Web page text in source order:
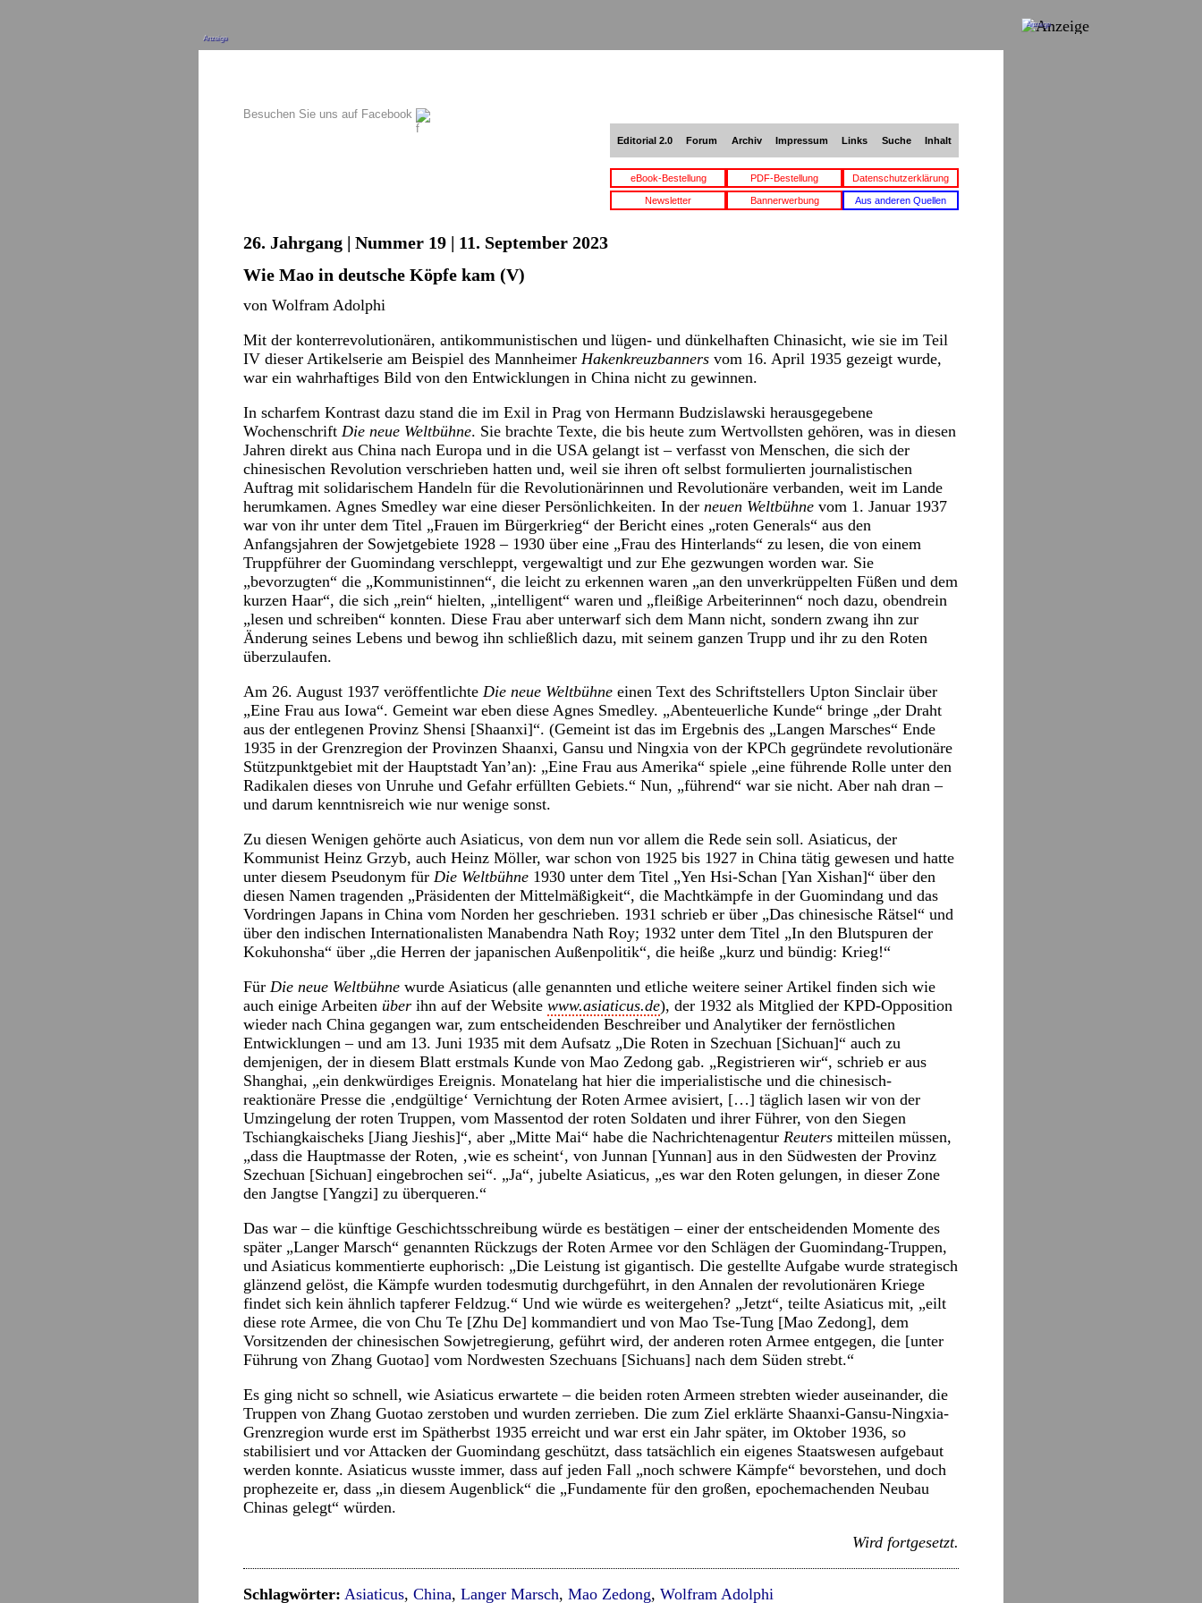
Anzeige
Besuchen Sie uns auf Facebook
Editorial 2.0 Forum Archiv Impressum Links Suche Inhalt
eBook-Bestellung PDF-Bestellung Datenschutzerklärung
Newsletter Bannerwerbung Aus anderen Quellen
26. Jahrgang | Nummer 19 | 11. September 2023
Wie Mao in deutsche Köpfe kam (V)
von Wolfram Adolphi
Mit der konterrevolutionären, antikommunistischen und lügen- und dünkelhaften Chinasicht, wie sie im Teil
IV dieser Artikelserie am Beispiel des Mannheimer Hakenkreuzbanners vom 16. April 1935 gezeigt wurde,
war ein wahrhaftiges Bild von den Entwicklungen in China nicht zu gewinnen.
In scharfem Kontrast dazu stand die im Exil in Prag von Hermann Budzislawski herausgegebene
Wochenschrift Die neue Weltbühne. Sie brachte Texte, die bis heute zum Wertvollsten gehören, was in diesen
Jahren direkt aus China nach Europa und in die USA gelangt ist – verfasst von Menschen, die sich der
chinesischen Revolution verschrieben hatten und, weil sie ihren oft selbst formulierten journalistischen
Auftrag mit solidarischem Handeln für die Revolutionärinnen und Revolutionäre verbanden, weit im Lande
herumkamen. Agnes Smedley war eine dieser Persönlichkeiten. In der neuen Weltbühne vom 1. Januar 1937
war von ihr unter dem Titel „Frauen im Bürgerkrieg“ der Bericht eines „roten Generals“ aus den
Anfangsjahren der Sowjetgebiete 1928 – 1930 über eine „Frau des Hinterlands“ zu lesen, die von einem
Truppführer der Guomindang verschleppt, vergewaltigt und zur Ehe gezwungen worden war. Sie
„bevorzugten“ die „Kommunistinnen“, die leicht zu erkennen waren „an den unverkrüppelten Füßen und dem
kurzen Haar“, die sich „rein“ hielten, „intelligent“ waren und „fleißige Arbeiterinnen“ noch dazu, obendrein
„lesen und schreiben“ konnten. Diese Frau aber unterwarf sich dem Mann nicht, sondern zwang ihn zur
Änderung seines Lebens und bewog ihn schließlich dazu, mit seinem ganzen Trupp und ihr zu den Roten
überzulaufen.
Am 26. August 1937 veröffentlichte Die neue Weltbühne einen Text des Schriftstellers Upton Sinclair über
„Eine Frau aus Iowa“. Gemeint war eben diese Agnes Smedley. „Abenteuerliche Kunde“ bringe „der Draht
aus der entlegenen Provinz Shensi [Shaanxi]“. (Gemeint ist das im Ergebnis des „Langen Marsches“ Ende
1935 in der Grenzregion der Provinzen Shaanxi, Gansu und Ningxia von der KPCh gegründete revolutionäre
Stützpunktgebiet mit der Hauptstadt Yan’an): „Eine Frau aus Amerika“ spiele „eine führende Rolle unter den
Radikalen dieses von Unruhe und Gefahr erfüllten Gebiets.“ Nun, „führend“ war sie nicht. Aber nah dran –
und darum kenntnisreich wie nur wenige sonst.
Zu diesen Wenigen gehörte auch Asiaticus, von dem nun vor allem die Rede sein soll. Asiaticus, der
Kommunist Heinz Grzyb, auch Heinz Möller, war schon von 1925 bis 1927 in China tätig gewesen und hatte
unter diesem Pseudonym für Die Weltbühne 1930 unter dem Titel „Yen Hsi-Schan [Yan Xishan]“ über den
diesen Namen tragenden „Präsidenten der Mittelmäßigkeit“, die Machtkämpfe in der Guomindang und das
Vordringen Japans in China vom Norden her geschrieben. 1931 schrieb er über „Das chinesische Rätsel“ und
über den indischen Internationalisten Manabendra Nath Roy; 1932 unter dem Titel „In den Blutspuren der
Kokuhonsha“ über „die Herren der japanischen Außenpolitik“, die heiße „kurz und bündig: Krieg!“
Für Die neue Weltbühne wurde Asiaticus (alle genannten und etliche weitere seiner Artikel finden sich wie
auch einige Arbeiten über ihn auf der Website www.asiaticus.de), der 1932 als Mitglied der KPD-Opposition
wieder nach China gegangen war, zum entscheidenden Beschreiber und Analytiker der fernöstlichen
Entwicklungen – und am 13. Juni 1935 mit dem Aufsatz „Die Roten in Szechuan [Sichuan]“ auch zu
demjenigen, der in diesem Blatt erstmals Kunde von Mao Zedong gab. „Registrieren wir“, schrieb er aus
Shanghai, „ein denkwürdiges Ereignis. Monatelang hat hier die imperialistische und die chinesisch-
reaktionäre Presse die ‚endgültige‘ Vernichtung der Roten Armee avisiert, […] täglich lasen wir von der
Umzingelung der roten Truppen, vom Massentod der roten Soldaten und ihrer Führer, von den Siegen
Tschiangkaischeks [Jiang Jieshis]“, aber „Mitte Mai“ habe die Nachrichtenagentur Reuters mitteilen müssen,
„dass die Hauptmasse der Roten, ‚wie es scheint‘, von Junnan [Yunnan] aus in den Südwesten der Provinz
Szechuan [Sichuan] eingebrochen sei“. „Ja“, jubelte Asiaticus, „es war den Roten gelungen, in dieser Zone
den Jangtse [Yangzi] zu überqueren.“
Das war – die künftige Geschichtsschreibung würde es bestätigen – einer der entscheidenden Momente des
später „Langer Marsch“ genannten Rückzugs der Roten Armee vor den Schlägen der Guomindang-Truppen,
und Asiaticus kommentierte euphorisch: „Die Leistung ist gigantisch. Die gestellte Aufgabe wurde strategisch
glänzend gelöst, die Kämpfe wurden todesmutig durchgeführt, in den Annalen der revolutionären Kriege
findet sich kein ähnlich tapferer Feldzug.“ Und wie würde es weitergehen? „Jetzt“, teilte Asiaticus mit, „eilt
diese rote Armee, die von Chu Te [Zhu De] kommandiert und von Mao Tse-Tung [Mao Zedong], dem
Vorsitzenden der chinesischen Sowjetregierung, geführt wird, der anderen roten Armee entgegen, die [unter
Führung von Zhang Guotao] vom Nordwesten Szechuans [Sichuans] nach dem Süden strebt.“
Es ging nicht so schnell, wie Asiaticus erwartete – die beiden roten Armeen strebten wieder auseinander, die
Truppen von Zhang Guotao zerstoben und wurden zerrieben. Die zum Ziel erklärte Shaanxi-Gansu-Ningxia-
Grenzregion wurde erst im Spätherbst 1935 erreicht und war erst ein Jahr später, im Oktober 1936, so
stabilisiert und vor Attacken der Guomindang geschützt, dass tatsächlich ein eigenes Staatswesen aufgebaut
werden konnte. Asiaticus wusste immer, dass auf jeden Fall „noch schwere Kämpfe“ bevorstehen, und doch
prophezeite er, dass „in diesem Augenblick“ die „Fundamente für den großen, epochemachenden Neubau
Chinas gelegt“ würden.
Wird fortgesetzt.
Schlagwörter: Asiaticus, China, Langer Marsch, Mao Zedong, Wolfram Adolphi
Anzeige